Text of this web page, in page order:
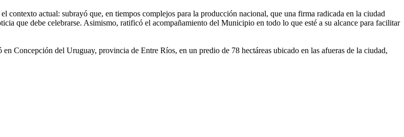
contexto actual: subrayó que, en tiempos complejos para la producción nacional, que una firma radicada en la ciudad
que debe celebrarse. Asimismo, ratificó el acompañamiento del Municipio en todo lo que esté a su alcance para facilitar
Concepción del Uruguay, provincia de Entre Ríos, en un predio de 78 hectáreas ubicado en las afueras de la ciudad,